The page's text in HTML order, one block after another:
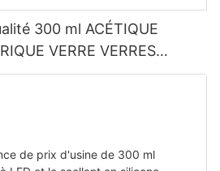
300 ml ACÉTIQUE
VERRE VERRES